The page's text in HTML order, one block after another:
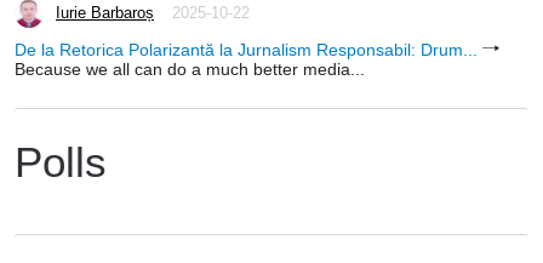
Iurie Barbaroș 2025-10-22
De la Retorica Polarizantă la Jurnalism Responsabil: Drum...
Because we all can do a much better media...
Polls